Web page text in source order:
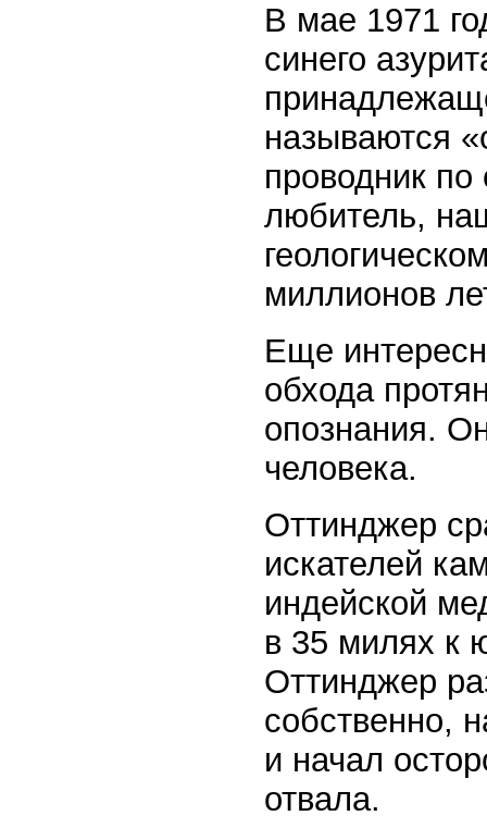
В мае 1971
синего
называются
проводник по
любитель,
миллионов
Еще
обхода
опознания.
человека.
Оттинджер
искателей
индейской
в 35 милях к
Оттинджер
собственно,
и начал
отвала.